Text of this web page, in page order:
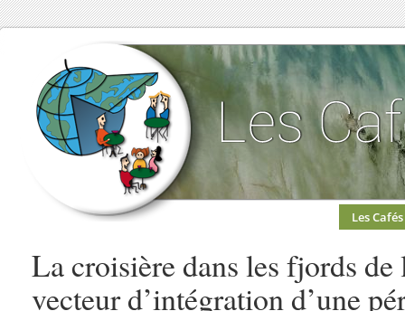
Les Cafés
La croisière dans les fjords de
vecteur d’intégration d’une